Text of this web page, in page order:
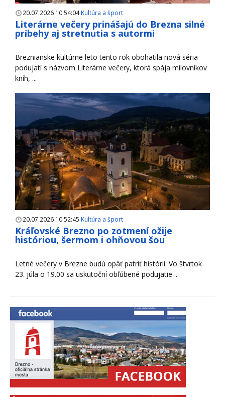
20.07.2026 10:54:04Kultúra a šport
Literárne večery prinášajú do Brezna silné
príbehy aj stretnutia s autormi
Breznianske kultúrne leto tento rok obohatila nová séria
podujatí s názvom Literárne večery, ktorá spája milovníkov
kníh, ...
20.07.2026 10:52:45 Kultúra a šport
Kráľovské Brezno po zotmení ožije
históriou, šermom i ohňovou šou
Letné večery v Brezne budú opäť patriť histórii. Vo štvrtok
23. júla o 19.00 sa uskutoční obľúbené podujatie ...